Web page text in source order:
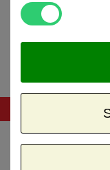
All rights